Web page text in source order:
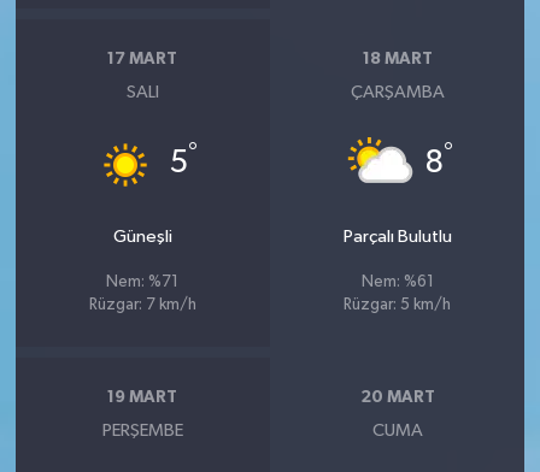
17 MART
SALI
5°
Güneşli
Nem: %71
Rüzgar: 7 km/h
18 MART
ÇARŞAMBA
8°
Parçalı Bulutlu
Nem: %61
Rüzgar: 5 km/h
19 MART
PERŞEMBE
20 MART
CUMA